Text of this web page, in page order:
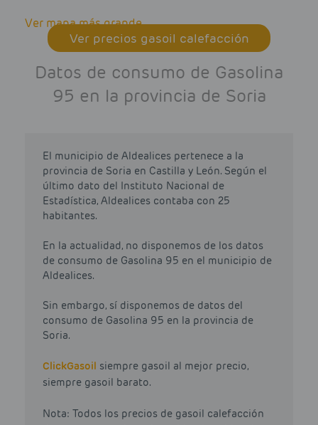
Ver mapa más grande
Ver precios gasoil calefacción
Datos de consumo de Gasolina
95 en la provincia de Soria
El municipio de Aldealices pertenece a la
provincia de Soria en Castilla y León. Según el
último dato del Instituto Nacional de
Estadística, Aldealices contaba con 25
habitantes.
En la actualidad, no disponemos de los datos
de consumo de Gasolina 95 en el municipio de
Aldealices.
Sin embargo, sí disponemos de datos del
consumo de Gasolina 95 en la provincia de
Soria.
ClickGasoil siempre gasoil al mejor precio,
siempre gasoil barato.
Nota: Todos los precios de gasoil calefacción